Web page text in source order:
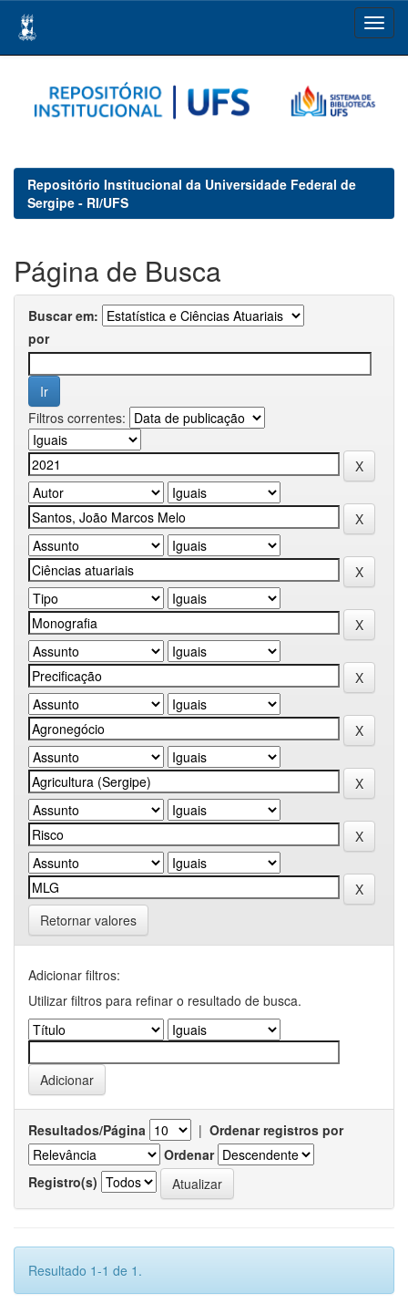
navigation
Repositório Institucional da Universidade Federal de
Sergipe - RI/UFS
Página de Busca
Buscar em:
por
Filtros correntes:
Retornar valores
Adicionar filtros:
Utilizar filtros para refinar o resultado de busca.
Resultados/Página | Ordenar registros por
Ordenar
Registro(s)
Resultado 1-1 de 1.